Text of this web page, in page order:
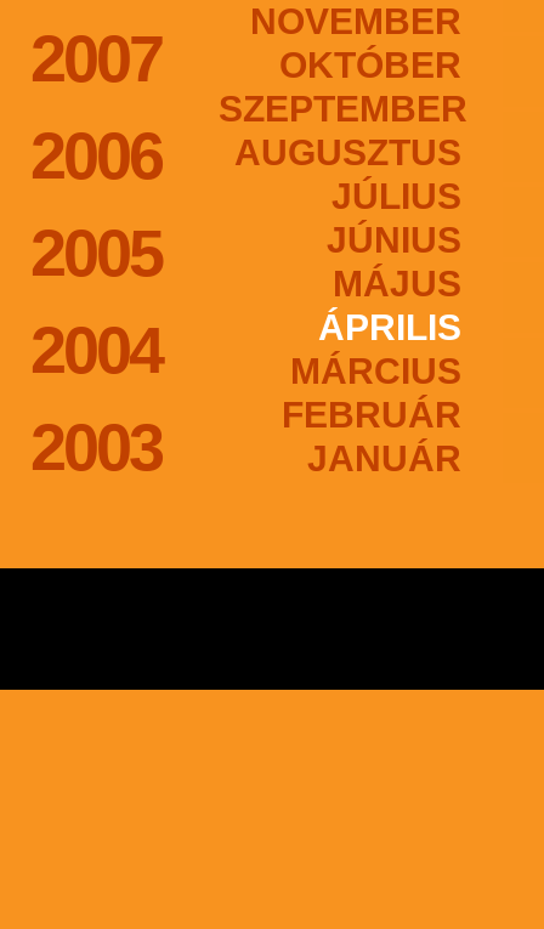
2007
2006
2005
2004
2003
NOVEMBER
OKTÓBER
SZEPTEMBER
AUGUSZTUS
JÚLIUS
JÚNIUS
MÁJUS
ÁPRILIS
MÁRCIUS
FEBRUÁR
JANUÁR